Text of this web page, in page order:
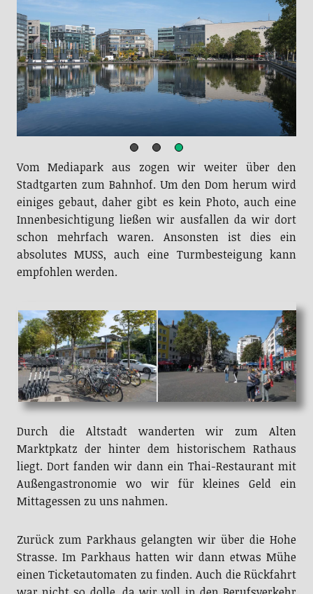
Vom Mediapark aus zogen wir weiter über den
Stadtgarten zum Bahnhof. Um den Dom herum wird
einiges gebaut, daher gibt es kein Photo, auch eine
Innenbesichtigung ließen wir ausfallen da wir dort
schon mehrfach waren. Ansonsten ist dies ein
absolutes MUSS, auch eine Turmbesteigung kann
Durch die Altstadt wanderten wir zum Alten
Marktpkatz der hinter dem historischem Rathaus
liegt. Dort fanden wir dann ein Thai-Restaurant mit
Außengastronomie wo wir für kleines Geld ein
Zurück zum Parkhaus gelangten wir über die Hohe
Strasse. Im Parkhaus hatten wir dann etwas Mühe